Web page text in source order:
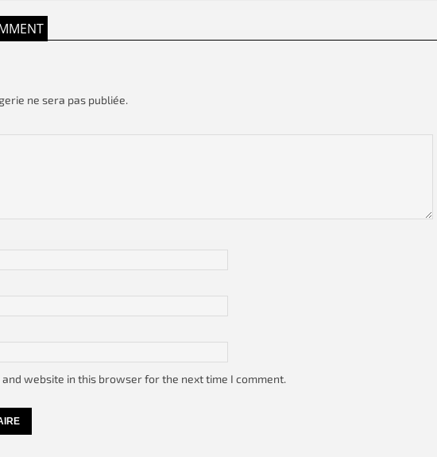
ne sera pas publiée.
and website in this browser for the next time I comment.